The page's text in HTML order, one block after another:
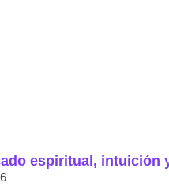
espiritual, intuición